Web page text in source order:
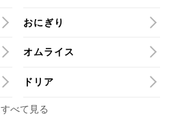
おにぎり
オムライス
ドリア
すべて見る